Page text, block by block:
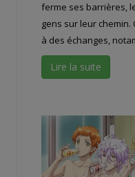
ferme ses barrières,
gens sur leur chemin.
à des échanges,
Lire la suite